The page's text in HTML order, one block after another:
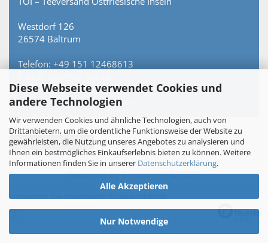
Diese Webseite verwendet Cookies und
andere Technologien
Wir verwenden Cookies und ähnliche Technologien, auch von
Drittanbietern, um die ordentliche Funktionsweise der Website zu
gewährleisten, die Nutzung unseres Angebotes zu analysieren und
Ihnen ein bestmögliches Einkaufserlebnis bieten zu können. Weitere
Informationen finden Sie in unserer Datenschutzerklärung.
Alle Akzeptieren
Nur Notwendige
Westdorf 126
26574 Baltrum
Telefon: +49 151 12468613
Persönlich erreichbar – keine Hotline.
Vertrag widerrufen
Webshopby Gambio.de © 2026
Ausgewählte Top-Bewertungen für www.toi-tee.de